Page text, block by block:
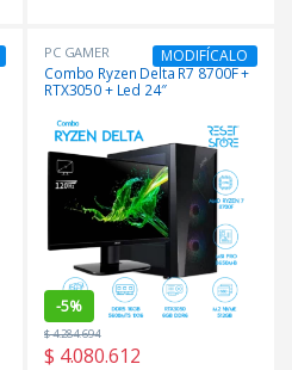
PC GAMER
Combo Ryzen Delta R7 8700F +
RTX3050 + Led 24″
-5%
MODIFÍCALO
$ 4.080.612
$4.284.694